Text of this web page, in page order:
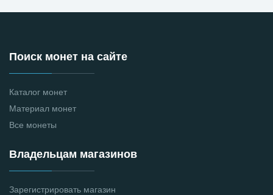
Поиск монет на сайте
Каталог монет
Материал монет
Все монеты
Владельцам магазинов
Зарегистрировать магазин